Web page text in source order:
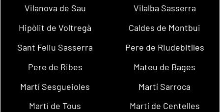
Vilanova de Sau
Vilalba Sasserra
Hipòlit de Voltregà
Caldes de Montbui
Sant Feliu Sasserra
Pere de Riudebitlles
Pere de Ribes
Mateu de Bages
Martí Sesgueioles
Martí Sarroca
Martí de Tous
Martí de Centelles